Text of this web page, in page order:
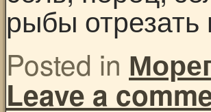
рыбы
Posted in
Leave a